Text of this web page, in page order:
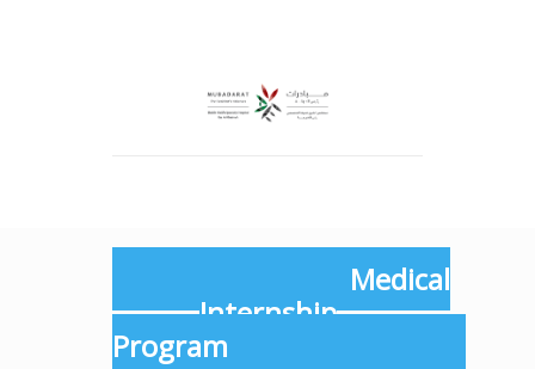
Medical
Internship
Program